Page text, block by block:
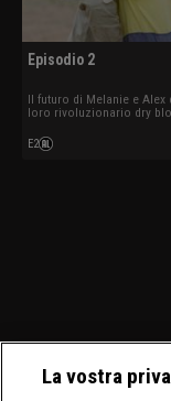
Episodio 2
Il futuro di Melanie e Alex
loro rivoluzionario dry
faticano a trovare nuovi
leggenda dell’oro Shane
E2
La vostra